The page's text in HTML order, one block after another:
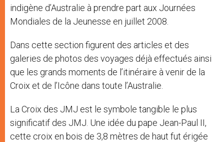
indigène d’Australie à prendre part aux Journées
Mondiales de la Jeunesse en juillet 2008.
Dans cette section figurent des articles et des
galeries de photos des voyages déjà effectués ainsi
que les grands moments de l’itinéraire à venir de la
Croix et de l’Icône dans toute l’Australie.
La Croix des JMJ est le symbole tangible le plus
significatif des JMJ. Une idée du pape Jean-Paul II,
cette croix en bois de 3,8 mètres de haut fut érigée